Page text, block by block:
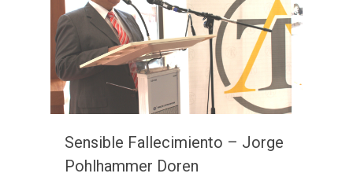
Sensible Fallecimiento – Jorge
Pohlhammer Doren